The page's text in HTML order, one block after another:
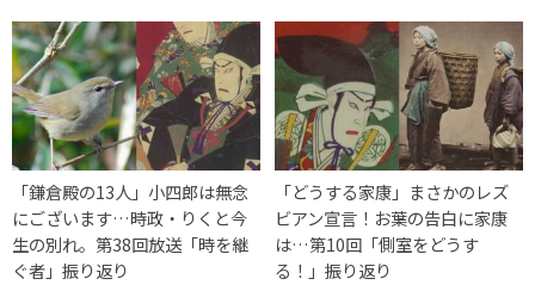
「鎌倉殿の13人」小四郎は無念
にございます…時政・りくと今
生の別れ。第38回放送「時を継
ぐ者」振り返り
「どうする家康」まさかのレズ
ビアン宣言！お葉の告白に家康
は…第10回「側室をどうす
る！」振り返り